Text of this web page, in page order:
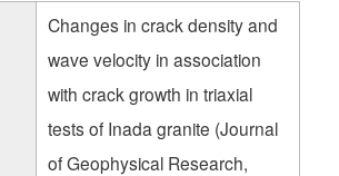
Changes in crack density and
wave velocity in association
with crack growth in triaxial
tests of Inada granite (Journal
of Geophysical Research,